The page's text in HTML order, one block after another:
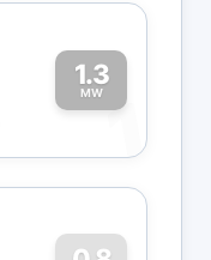
1.3
MW1